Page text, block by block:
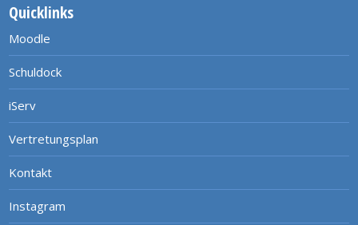
Quicklinks
Moodle
Schuldock
iServ
Vertretungsplan
Kontakt
Instagram